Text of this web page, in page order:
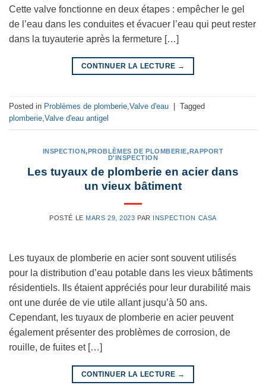
Cette valve fonctionne en deux étapes : empêcher le gel
de l’eau dans les conduites et évacuer l’eau qui peut rester
dans la tuyauterie après la fermeture […]
CONTINUER LA LECTURE →
Posted in Problèmes de plomberie,Valve d'eau
Tagged
plomberie,Valve d'eau antigel
INSPECTION,PROBLÈMES DE PLOMBERIE,RAPPORT
D'INSPECTION
Les tuyaux de plomberie en acier dans
un vieux bâtiment
POSTÉ LE MARS 29, 2023 PAR INSPECTION CASA
Les tuyaux de plomberie en acier sont souvent utilisés
pour la distribution d’eau potable dans les vieux bâtiments
résidentiels. Ils étaient appréciés pour leur durabilité mais
ont une durée de vie utile allant jusqu’à 50 ans.
Cependant, les tuyaux de plomberie en acier peuvent
également présenter des problèmes de corrosion, de
rouille, de fuites et […]
CONTINUER LA LECTURE →